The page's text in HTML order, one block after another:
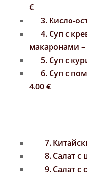
€
3. Kисло-
4. Cуп с
макаронами –
5. Cуп с
6. Cуп с
4.00 €
7.
8. Салат с
9. Салат с